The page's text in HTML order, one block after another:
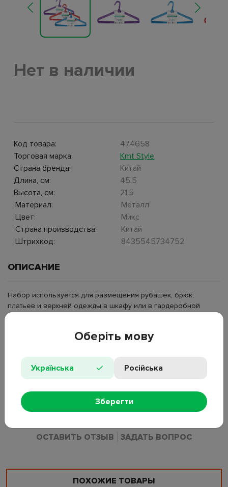
Нет в наличии
Код товара:
474658
Торговая марка:
Kmt Style
Страна бренда:
Китай
Длина, см:
45.5
Высота, см:
21.5
Материал:
Металл
Цвет:
Микс
Страна производства:
Китай
Штрихкод:
8435545734752
ОПИСАНИЕ
Набор используется для размещения рубашек, брюк,
платьев и верхней одежды в шкафу или в гардеробной
зоне. Металлическое основание удерживает форму под
пространство между вещами на перекладине.
Материал: металл;
Размер: 45,5×21,5см;
Количество в наборе: 6шт;
Тип: вешалки для одежды;
Особенности: тонкий профиль.
ОСТАВИТЬ ОТЗЫВ ЗАДАТЬ ВОПРОС
ПОХОЖИЕ ТОВАРЫ
Оберіть мову
Українська Російська
Зберегти